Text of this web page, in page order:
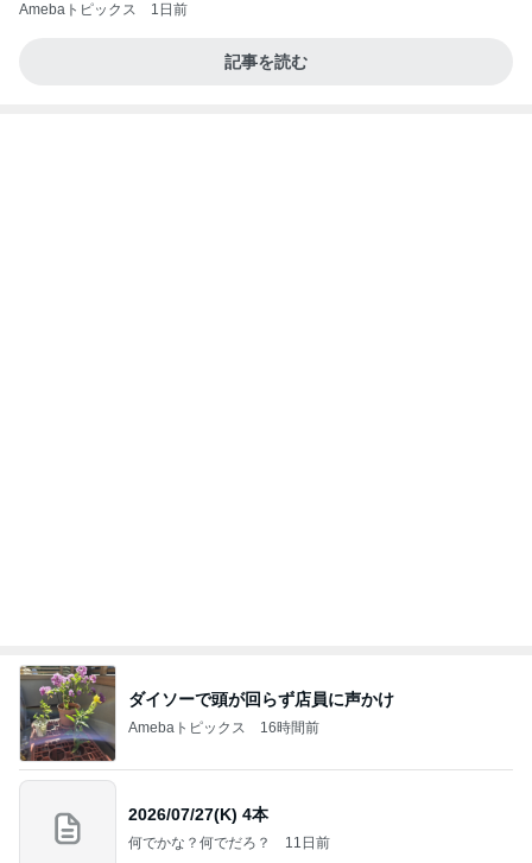
Amebaトピックス 1日前
記事を読む
ダイソーで頭が回らず店員に声かけ
Amebaトピックス 16時間前
2026/07/27(K) 4本
何でかな？何でだろ？ 11日前